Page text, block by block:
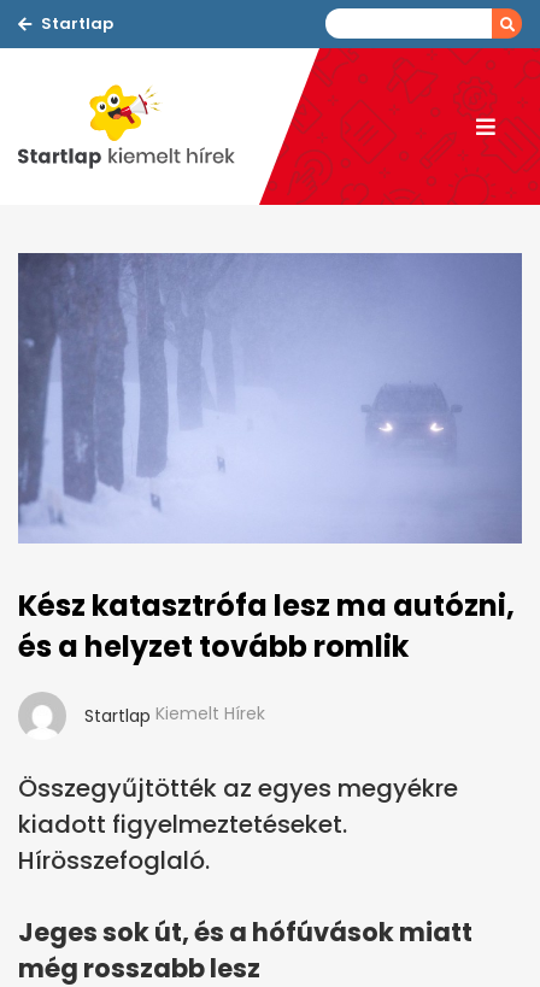
Startlap
Kész katasztrófa lesz ma autózni,
és a helyzet tovább romlik
Startlap Kiemelt Hírek
Összegyűjtötték az egyes megyékre
kiadott figyelmeztetéseket.
Hírösszefoglaló.
Jeges sok út, és a hófúvások miatt
még rosszabb lesz